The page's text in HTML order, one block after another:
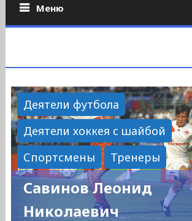
Меню
Деятели футбола
Деятели хоккея с шайбой
Спортсмены
Тренеры
Савинов Леонид
Николаевич